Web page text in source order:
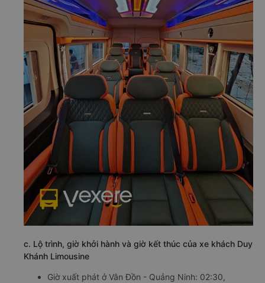
c. Lộ trình, giờ khởi hành và giờ kết thúc của xe khách Duy
Khánh Limousine
Giờ xuất phát ở Vân Đồn - Quảng Ninh: 02:30,